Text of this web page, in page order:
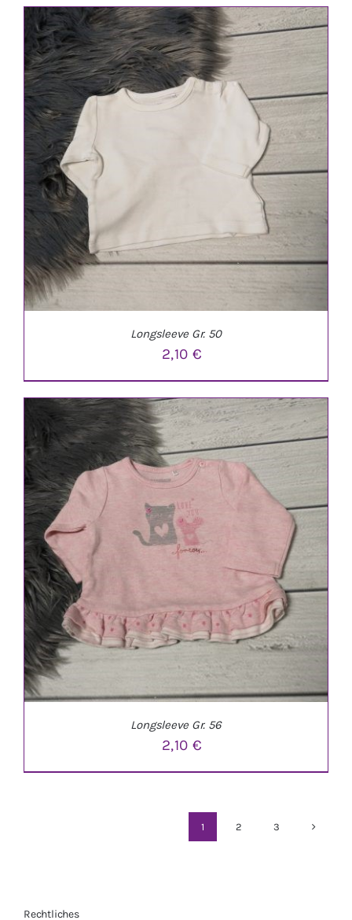
IN DEN WARENKORB / DETAILS
IN DEN WARENKORB / DETAILS
Longsleeve Gr. 50
2,10 €
Longsleeve Gr. 56
2,10 €
1 2 3
Rechtliches